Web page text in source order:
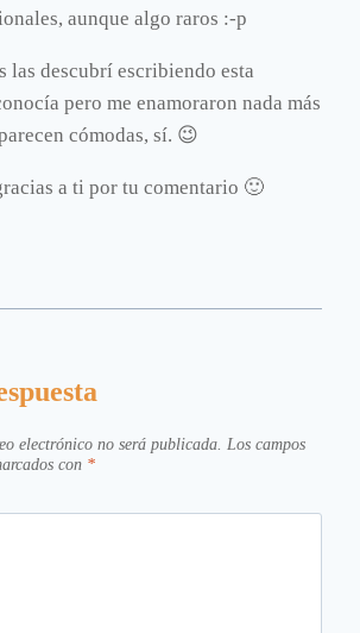
aunque algo raros :-p
las descubrí escribiendo esta
pero me enamoraron nada más
cómodas, sí. 😉
a ti por tu comentario 🙂
electrónico no será publicada. Los campos
con *